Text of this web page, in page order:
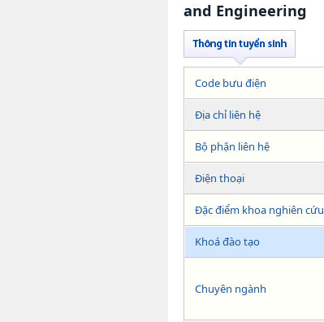
and Engineering
Code bưu điện
Địa chỉ liên hệ
Bộ phận liên hệ
Điện thoại
Đặc điểm khoa nghiên cứu
Khoá đào tạo
Chuyên ngành